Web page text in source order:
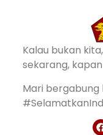
Kalau bukan
sekarang,
Mari